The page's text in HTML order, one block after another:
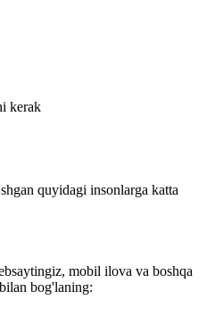
kerak
quyidagi insonlarga katta
mobil ilova va boshqa
bog'laning: